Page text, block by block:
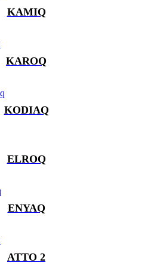
KAMIQ
KAROQ
KODIAQ
ELROQ
ENYAQ
ATTO 2